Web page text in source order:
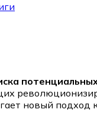
новый подход